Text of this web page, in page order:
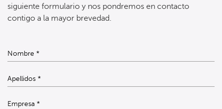
siguiente formulario y nos pondremos en contacto
contigo a la mayor brevedad.